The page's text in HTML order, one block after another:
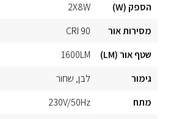
הספק (W)
2X8W
מסירות אור
CRI 90
שטף אור (LM)
1600LM
גימור
לבן שחור
מתח
230V/50Hz